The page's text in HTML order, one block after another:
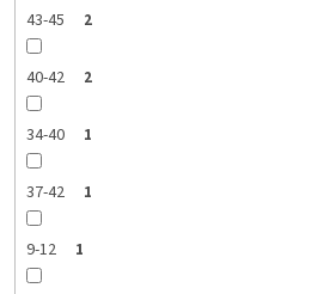
43-45 2
40-42 2
34-40 1
37-42 1
9-12 1